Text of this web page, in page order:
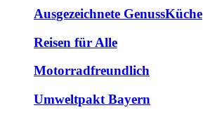
Ausgezeichnete GenussKüche
Reisen für Alle
Motorradfreundlich
Umweltpakt Bayern